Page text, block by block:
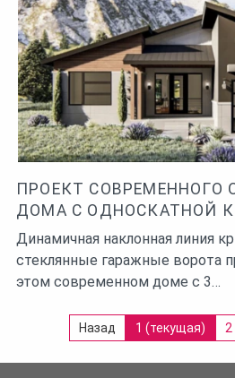
ПРОЕКТ СОВРЕМЕННОГО
ДОМА С ОДНОСКАТНОЙ
Динамичная наклонная линия
стеклянные гаражные ворота
этом современном доме с 3…
Назад 1 (текущая) 2